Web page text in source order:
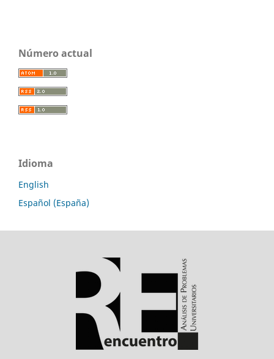
Número actual
Idioma
English
Español (España)